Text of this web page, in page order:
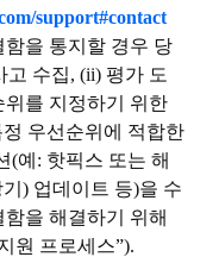
support#contact
을 통지할 경우 당
수집, (ii) 평가 도
를 지정하기 위한
우선순위에 적합한
(예: 핫픽스 또는 해
) 업데이트 등)을 수
을 해결하기 위해
원 프로세스”).